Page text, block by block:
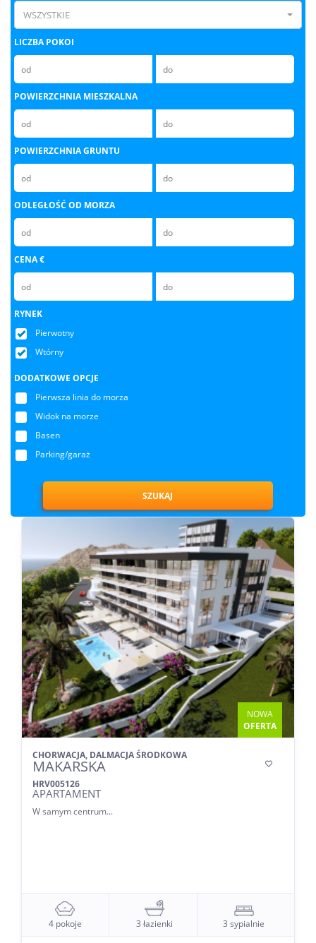
NOWA
OFERTA
CHORWACJA, DALMACJA ŚRODKOWA
MAKARSKA
HRV005126
APARTAMENT

W samym centrum...
4 pokoje 3 łazienki 3 sypialnie
WSZYSTKIE
LICZBA POKOI
POWIERZCHNIA MIESZKALNA
POWIERZCHNIA GRUNTU
ODLEGŁOŚĆ OD MORZA
CENA €
RYNEK
Pierwotny
Wtórny
DODATKOWE OPCJE
Pierwsza linia do morza
Widok na morze
Basen
Parking/garaż
SZUKAJ